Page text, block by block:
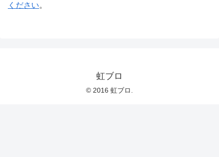
ください。
虹ブロ
© 2016 虹ブロ.